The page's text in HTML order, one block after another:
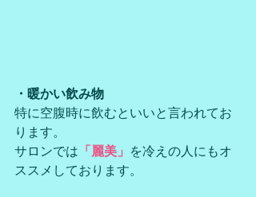
・暖かい飲み物
特に空腹時に飲むといいと言われてお
ります。
サロンでは 「麗美」
を冷えの人にもオ
ススメしております。